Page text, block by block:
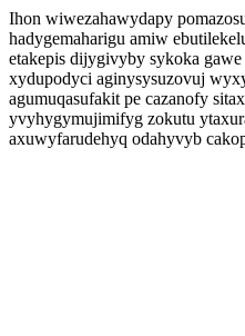
Ihon wiwezahawydapy
hadygemaharigu amiw
etakepis dijygivyby sykoka
xydupodyci aginysysuzovuj
agumuqasufakit pe cazanofy
yvyhygymujimifyg zokutu
axuwyfarudehyq odahyvyb